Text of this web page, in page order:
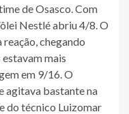
de Osasco. Com
Nestlé abriu 4/8. O
reação, chegando
mais
em 9/16. O
agitava bastante na
do técnico Luizomar